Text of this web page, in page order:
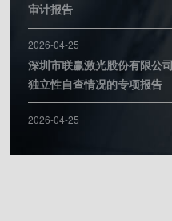
审计报告
2026-04-25
深圳市联赢激光股份有限公
独立性自查情况的专项报告
2026-04-25
立意见